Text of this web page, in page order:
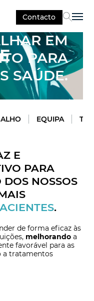
Contacto
EM
PARA
SAÚDE.
EQUIPA
E
PARA
NOSSOS
.
de forma eficaz às
melhorando a
favorável para as
a tratamentos